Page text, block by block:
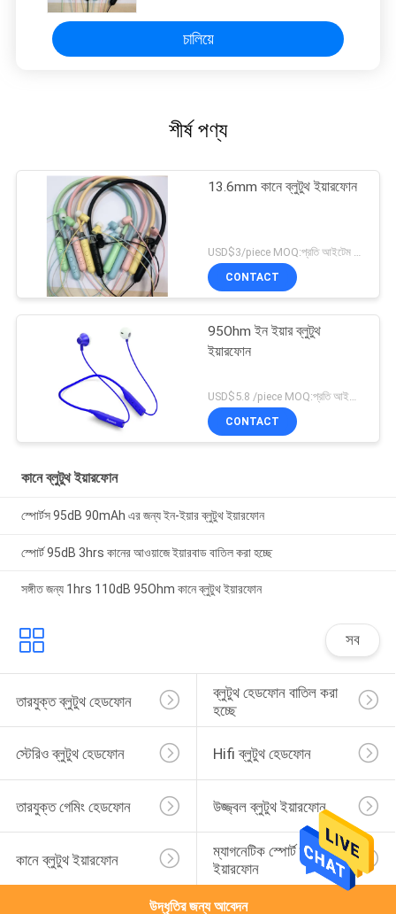
চালিয়ে
শীর্ষ পণ্য
13.6mm কানে ব্লুটুথ ইয়ারফোন
USD$3/piece MOQ:প্রতি আইটেম 1000 টুকরা
CONTACT
95Ohm ইন ইয়ার ব্লুটুথ
ইয়ারফোন
CONTACT
কানে ব্লুটুথ ইয়ারফোন
স্পোর্টস 95dB 90mAh এর জন্য ইন-ইয়ার ব্লুটুথ ইয়ারফোন
স্পোর্ট 95dB 3hrs কানের আওয়াজে ইয়ারবাড বাতিল করা হচ্ছে
সঙ্গীত জন্য 1hrs 110dB 95Ohm কানে ব্লুটুথ ইয়ারফোন
সব
তারযুক্ত ব্লুটুথ হেডফোন
ব্লুটুথ হেডফোন বাতিল করা
হচ্ছে
স্টেরিও ব্লুটুথ হেডফোন Hifi ব্লুটুথ হেডফোন
তারযুক্ত গেমিং হেডফোন উজ্জ্বল ব্লুটুথ ইয়ারফোন
কানে ব্লুটুথ ইয়ারফোন
ম্যাগনেটিক স্পোর্ট ব্লুটুথ
ইয়ারফোন
উদ্ধৃতির জন্য আবেদন